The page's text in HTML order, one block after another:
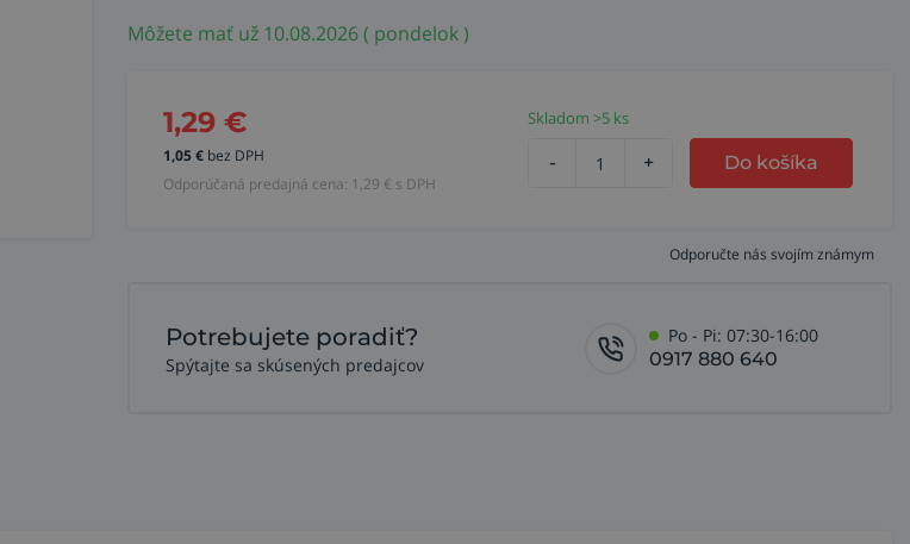
Môžete mať už 10.08.2026 ( pondelok )
1,29 €
1,05€ bez DPH
Odporúčaná predajná cena: 1,29 € s DPH
Skladom >5 ks
- + Do košíka
Odporučte nás svojím známym
Potrebujete poradiť?
Spýtajte sa skúsených predajcov
Po - Pi: 07:30-16:00
0917 880 640